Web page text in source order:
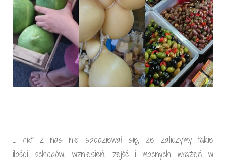
… nikt z nas nie spodziewał się, że zaliczymy takie
ilości schodów, wzniesień, zejść i mocnych wrażeń w